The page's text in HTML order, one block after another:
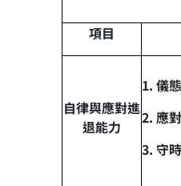
項目
自律與應對進
退能力
1. 儀
2. 應
3. 守